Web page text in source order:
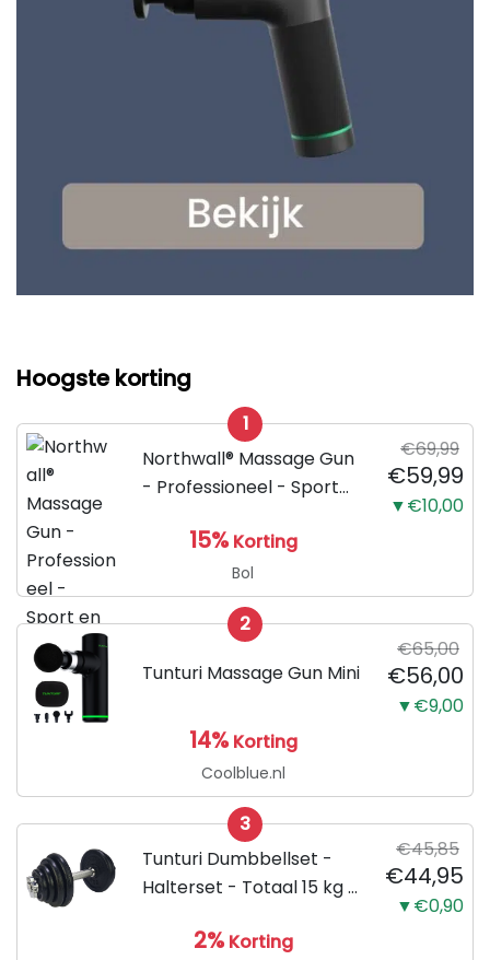
Hoogste korting
1
Northwall® Massage Gun
- Professioneel - Sport
€69,99
€59,99
▼€10,00
15% Korting
Bol
2
Tunturi Massage Gun Mini
€65,00
€56,00
▼€9,00
14% Korting
Coolblue.nl
3
Tunturi Dumbbellset -
Halterset - Totaal 15 kg -
€45,85
€44,95
▼€0,90
2% Korting